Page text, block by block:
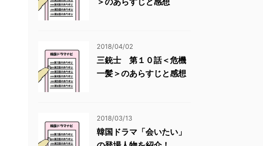
2018/04/02
三銃士 第１０話＜危機
一髪＞のあらすじと感想
2018/03/13
韓国ドラマ「会いたい」